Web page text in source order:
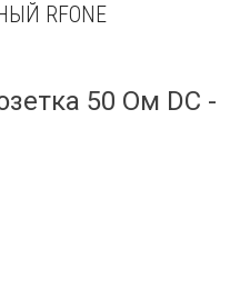
RFONE
50 Ом DC -